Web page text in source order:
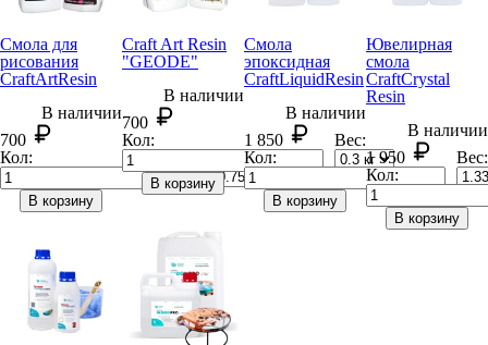
Смола для
рисования
CraftArtResin
В наличии
700
Кол:
В корзину
Craft Art Resin
"GEODE"
В наличии
700
Кол:
Вес:
В корзину
Смола
эпоксидная
CraftLiquidResin
В наличии
1 850
Кол:
Вес:
В корзину
Ювелирная
смола
CraftCrystal
Resin
В наличии
1 950
Кол:
В корзину